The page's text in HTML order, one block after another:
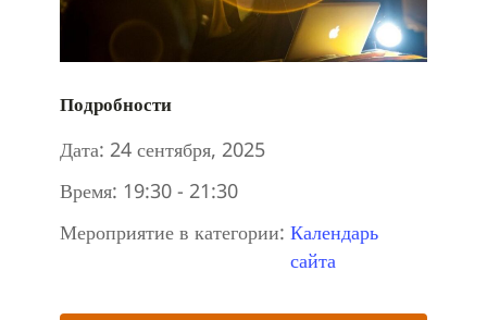
Подробности
Дата: 24 сентября, 2025
Время: 19:30 - 21:30
Мероприятие в категории: Календарь
сайта